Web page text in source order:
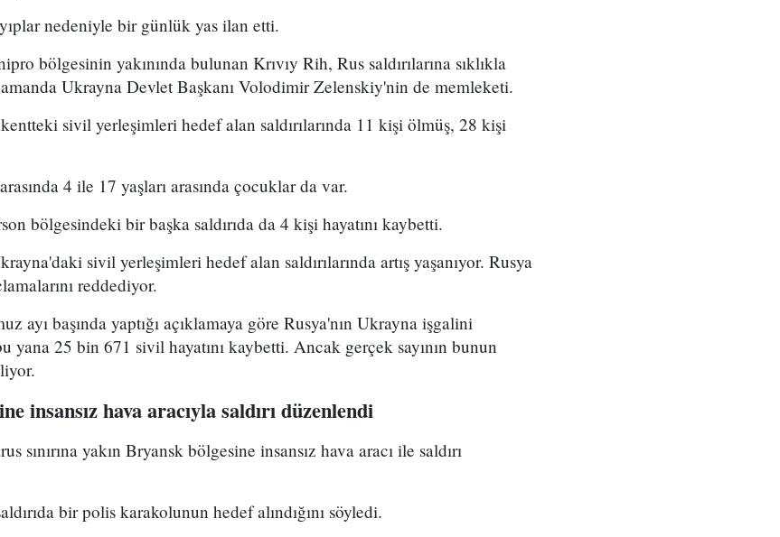
nedeniyle bir günlük yas ilan etti.
bölgesinin yakınında bulunan Krıvıy Rih, Rus saldırılarına sıklıkla
Ukrayna Devlet Başkanı Volodimir Zelenskiy'nin de memleketi.
sivil yerleşimleri hedef alan saldırılarında 11 kişi ölmüş, 28 kişi
4 ile 17 yaşları arasında çocuklar da var.
bölgesindeki bir başka saldırıda da 4 kişi hayatını kaybetti.
sivil yerleşimleri hedef alan saldırılarında artış yaşanıyor. Rusya
reddediyor.
ayı başında yaptığı açıklamaya göre Rusya'nın Ukrayna işgalini
yana 25 bin 671 sivil hayatını kaybetti. Ancak gerçek sayının bunun
insansız hava aracıyla saldırı düzenlendi
sınırına yakın Bryansk bölgesine insansız hava aracı ile saldırı
bir polis karakolunun hedef alındığını söyledi.